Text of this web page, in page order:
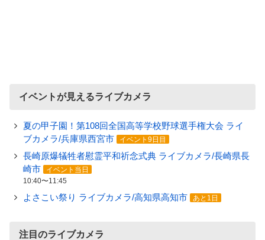
イベントが見えるライブカメラ
夏の甲子園！第108回全国高等学校野球選手権大会 ライ
ブカメラ/兵庫県西宮市
イベント9日目
長崎原爆犠牲者慰霊平和祈念式典 ライブカメラ/長崎県長
崎市
イベント当日
10:40〜11:45
よさこい祭り ライブカメラ/高知県高知市 あと1日
注目のライブカメラ